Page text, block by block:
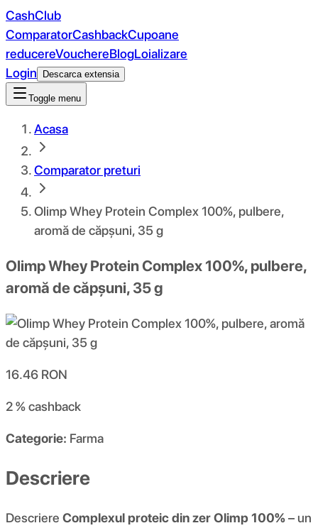
CashClub
ComparatorCashbackCupoane
reducereVouchereBlogLoializare
Login
Descarca extensia
Toggle menu
Acasa
Comparator preturi
Olimp Whey Protein Complex 100%, pulbere,
aromă de căpșuni, 35 g
Olimp Whey Protein Complex 100%, pulbere,
aromă de căpșuni, 35 g
16.46 RON
2 %cashback
Categorie: Farma
Descriere
Descriere Complexul proteic din zer Olimp 100%– un